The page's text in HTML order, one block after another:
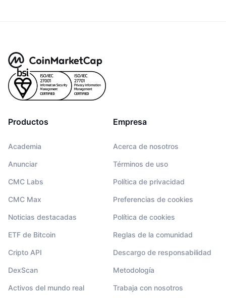
Productos
Academia
Anunciar
CMC Labs
CMC Max
Noticias destacadas
ETF de Bitcoin
Cripto API
DexScan
Activos del mundo real
Empresa
Acerca de nosotros
Términos de uso
Política de privacidad
Preferencias de cookies
Política de cookies
Reglas de la comunidad
Descargo de responsabilidad
Metodología
Trabaja con nosotros